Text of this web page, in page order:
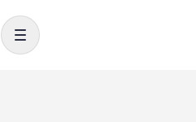
Toggle navigation